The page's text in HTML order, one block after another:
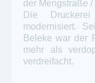
der Mengstraße
Die
modernisiert.
Beleke war der
mehr als
verdreifacht.